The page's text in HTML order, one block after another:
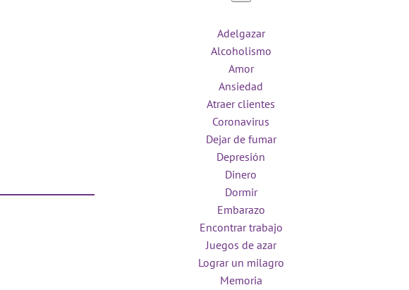
Adelgazar
Alcoholismo
Amor
Ansiedad
Atraer clientes
Coronavirus
Dejar de fumar
Depresión
Dinero
Dormir
Embarazo
Encontrar trabajo
Juegos de azar
Lograr un milagro
Memoria